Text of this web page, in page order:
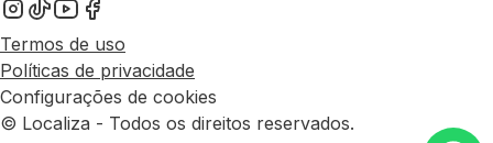
Termos de uso
Políticas de privacidade
Configurações de cookies
© Localiza - Todos os direitos reservados.